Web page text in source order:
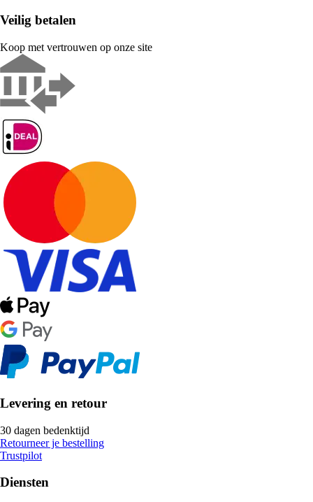
Veilig betalen
Koop met vertrouwen op onze site
Levering en retour
30 dagen bedenktijd
Retourneer je bestelling
Trustpilot
Diensten